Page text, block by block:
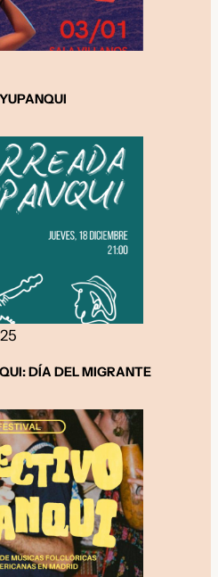
DÍA DEL MIGRANTE